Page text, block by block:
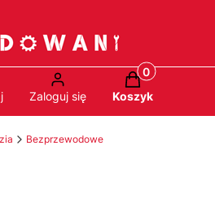
wyszukiwarkę
Zaloguj się
Produkty w
Koszyk
Bezprzewodowe